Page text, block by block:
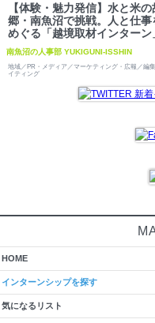
【体験・魅力発信】水と米の
郷・南魚沼で挑戦。人と仕事
めぐる「越境取材インターン
南魚沼の人事部 YUKIGUNI-ISSHIN
地域／PR・メディア／マーケティング・広報／編
イティング
HOME
インターンシップを探す
気になるリスト